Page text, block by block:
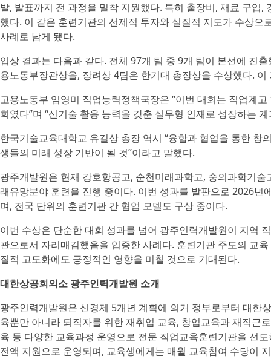
발, 발표까지 전 과정을 밀착 지원했다. 특히 출장비, 재료 구입
했다. 이 같은 훈련기관의 선제적 투자와 실질적 지도가 수상
사례로 남게 됐다.
입상 결과는 다음과 같다. 전체 97개 팀 중 9개 팀이 본선에 진
용노동부장관상을, 장려상 4팀은 한기대 총장상을 수상했다.
고용노동부 임영미 직업능력정책국장은 “이번 대회는 직업계
회였다”며 “신기술 활용 능력을 갖춘 실무형 인재로 성장하는
한국기술교육대학교 유길상 총장 역시 “융합과 협업을 통한 창
생들의 미래 성장 기반이 될 것”이라고 말했다.
광주개발원은 현재 강호항공고, 순천미래과학고, 숭의과학기
래유망분야 훈련을 진행 중이다. 이번 성과를 발판으로 2026
며, 전국 단위의 훈련기관 간 협업 모델도 구상 중이다.
이번 수상은 단순한 대회 성과를 넘어 광주인력개발원이 지역
관으로서 자리매김했음을 입증한 사례다. 훈련기관 주도의 교
질적 고도화에도 긍정적인 영향을 미칠 것으로 기대된다.
대한상공회의소 광주인력개발원 소개
광주인력개발원은 신경제 5개년 계획에 의거 정부로부터 대한
육뿐만 아니라 퇴직자를 위한 재취업 교육, 창업교육과 재직근
육 등 다양한 교육과정 운영으로 전문 직업교육훈련기관을 선
전액 지원으로 운영되며, 교육생에게는 매월 교육참여 수당이